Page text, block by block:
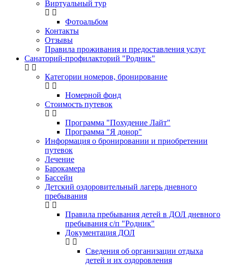
Виртуальный тур
Фотоальбом
Контакты
Отзывы
Правила проживания и предоставления услуг
Санаторий-профилакторий "Родник"
Категории номеров, бронирование
Номерной фонд
Стоимость путевок
Программа "Похудение Лайт"
Программа "Я донор"
Информация о бронировании и приобретении
путевок
Лечение
Барокамера
Бассейн
Детский оздоровительный лагерь дневного
пребывания
Правила пребывания детей в ДОЛ дневного
пребывания с/п "Родник"
Документация ДОЛ
Сведения об организации отдыха
детей и их оздоровления